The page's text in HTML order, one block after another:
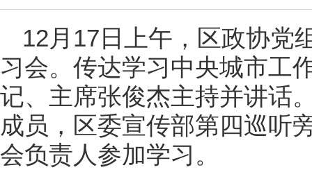
12月17日上午，区政协党
习会。传达学习中央城市工
记、主席张俊杰主持并讲话
成员，区委宣传部第四巡听
会负责人参加学习。